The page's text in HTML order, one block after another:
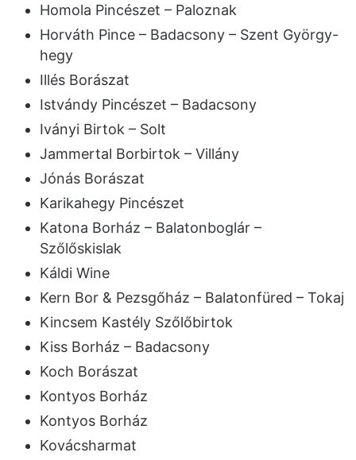
Homola Pincészet – Paloznak
Horváth Pince – Badacsony – Szent György-
hegy
Illés Borászat
Istvándy Pincészet – Badacsony
Iványi Birtok – Solt
Jammertal Borbirtok – Villány
Jónás Borászat
Karikahegy Pincészet
Katona Borház – Balatonboglár –
Szőlőskislak
Káldi Wine
Kern Bor & Pezsgőház – Balatonfüred – Tokaj
Kincsem Kastély Szőlőbirtok
Kiss Borház – Badacsony
Koch Borászat
Kontyos Borház
Kontyos Borház
Kovácsharmat